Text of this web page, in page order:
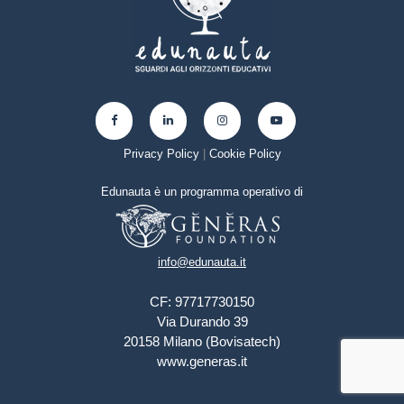
Privacy Policy| Cookie Policy
Edunauta è un programma operativo di
info@edunauta.it
CF: 97717730150
Via Durando 39
20158 Milano (Bovisatech)
www.generas.it